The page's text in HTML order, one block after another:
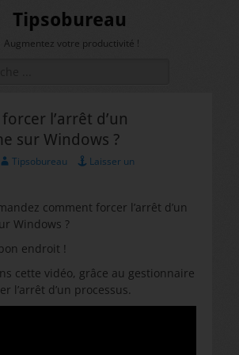
Tipsobureau
Augmentez votre productivité !
l’arrêt d’un
sur Windows ?
Author
Tipsobureau
Laisser un
comment forcer l’arrêt d’un
Windows ?
endroit !
cette vidéo, grâce au gestionnaire
l’arrêt d’un processus.